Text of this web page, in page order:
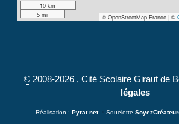
10 km
5 mi
© OpenStreetMap France | ©
© 2008-2026 , Cité Scolaire Giraut de
légales
Réalisation : Pyrat.net Squelette